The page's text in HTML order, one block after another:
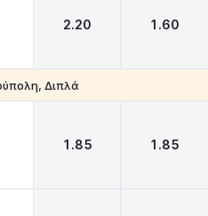
2.20 1.60
Διπλά
1.85 1.85